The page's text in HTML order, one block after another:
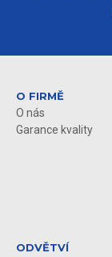
O FIRMĚ
O nás
Garance kvality
ODVĚTVÍ